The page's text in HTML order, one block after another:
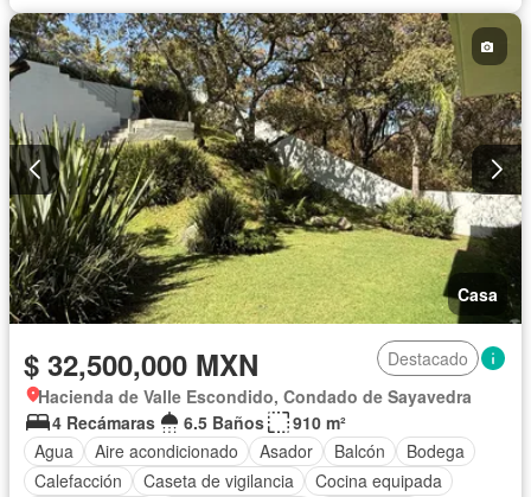
Casa
$ 32,500,000 MXN
Destacado
Hacienda de Valle Escondido, Condado de Sayavedra
4 Recámaras
6.5 Baños
910 m²
Agua
Aire acondicionado Asador Balcón
Bodega
Calefacción
Caseta de vigilancia
Cocina equipada